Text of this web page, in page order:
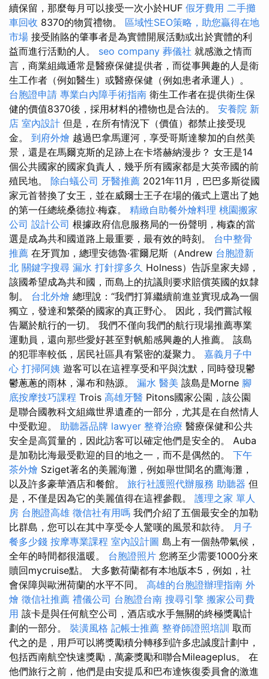
續保留，那麼每月可以接受一次小於HUF 假牙費用 二手攤
車回收 8370的物質禮物。 區域性SEO策略，助您贏得在地
市場 接受賄賂的肇事者是為實體開展活動或出於實體的利
益而進行活動的人。 seo company 葬儀社 就感激之情而
言，商業組織通常是醫療保健提供者，而從事興趣的人是衛
生工作者（例如醫生）或醫療保健（例如患者承運人）。
台胞證申請 專業白內障手術指南 衛生工作者在提供衛生保
健的價值8370後，採用材料的禮物也是合法的。 安養院 新
店 室內設計 但是，在所有情況下（價值）都禁止接受現
金。 到府外燴 越過巴拿馬運河，享受哥斯達黎加的自然美
景，還是在馬爾克斯的足跡上在卡塔赫納漫步？ 女王是14
個公共國家的國家負責人，幾乎所有國家都是大英帝國的前
殖民地。 除白蟻公司 牙醫推薦 2021年11月，巴巴多斯從國
家元首替換了女王，並在威爾士王子在場的儀式上選出了她
的第一任總統桑德拉·梅森。 精緻自助餐外燴料理 桃園搬家
公司 設計公司 根據政府信息服務局的一份聲明，梅森的當
選是成為共和國道路上最重要，最有效的時刻。 台中整骨
推薦 在牙買加，總理安德魯·霍爾尼斯（Andrew 台胞證新
北 關鍵字搜尋 漏水 打針撐多久 Holness）告訴皇家夫婦，
該國希望成為共和國，而島上的抗議則要求賠償英國的奴隸
制。 台北外燴 總理說：“我們打算繼續前進並實現成為一個
獨立，發達和繁榮的國家的真正野心。 因此，我們嘗試報
告屬於航行的一切。 我們不僅向我們的航行現場推薦專業
運動員，還向那些愛好甚至對帆船感興趣的人推薦。 該島
的犯罪率較低，居民社區具有緊密的凝聚力。 嘉義月子中
心 打掃阿姨 遊客可以在這裡享受和平與沈默，同時發現鬱
鬱蔥蔥的雨林，瀑布和熱源。 漏水 醫美 該島是Morne 腳
底按摩技巧課程 Trois 高雄牙醫 Pitons國家公園，該公園
是聯合國教科文組織世界遺產的一部分，尤其是在自然情人
中受歡迎。 助聽器品牌 lawyer 整脊治療 醫療保健和公共
安全是高質量的，因此訪客可以確定他們是安全的。 Auba
是加勒比海最受歡迎的目的地之一，而不是偶然的。 下午
茶外燴 Sziget著名的美麗海灘，例如舉世聞名的鷹海灘，
以及許多豪華酒店和餐館。 旅行社護照代辦服務 助聽器 但
是，不僅是因為它的美麗值得在這裡參觀。 護理之家 單人
房 台胞證高雄 徵信社有用嗎 我們介紹了五個最安全的加勒
比群島，您可以在其中享受令人驚嘆的風景和款待。 月子
餐多少錢 按摩專業課程 室內設計圖 島上有一個熱帶氣候，
全年的時間都很溫暖。 台胞證照片 您將至少需要1000分來
贖回mycruise點。 大多數荷蘭都有本地版本5，例如，社
會保障與歐洲荷蘭的水平不同。 高雄的台胞證辦理指南 外
燴 徵信社推薦 禮儀公司 台胞證台南 搜尋引擎 搬家公司費
用 該卡是與任何航空公司，酒店或水手無關的終極獎勵計
劃的一部分。 裝潢風格 記帳士推薦 整脊師證照培訓 取而
代之的是，用戶可以將獎勵積分轉移到許多忠誠度計劃中，
包括西南航空快速獎勵，萬豪獎勵和聯合Mileageplus。 在
他們旅行之前，他們是由安提瓜和巴布達恢復委員會的激進